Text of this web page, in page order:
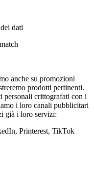
dati
anche su promozioni
prodotti pertinenti.
personali crittografati con i
i loro canali pubblicitari
già i loro servizi:
Printerest, TikTok